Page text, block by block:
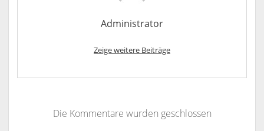
Administrator
Zeige weitere Beiträge
Die Kommentare wurden geschlossen